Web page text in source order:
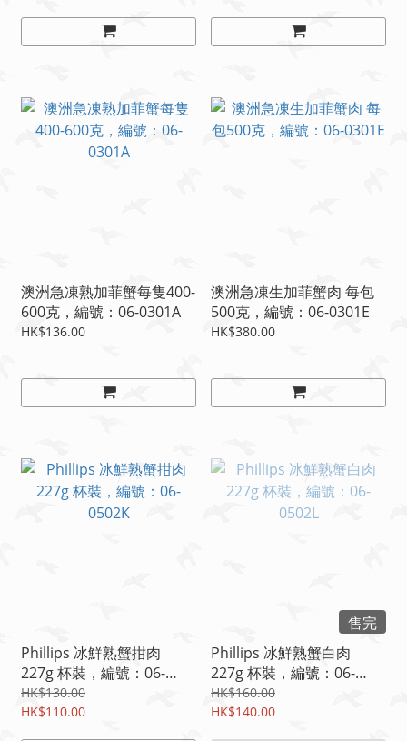
澳洲急凍熟加菲蟹每隻400-
600克，編號：06-0301A
HK$136.00
澳洲急凍生加菲蟹肉 每包
500克，編號：06-0301E
HK$380.00
Phillips 冰鮮熟蟹拑肉
227g 杯裝，編號：06-
0502K
HK$130.00
HK$110.00
售完
Phillips 冰鮮熟蟹白肉
227g 杯裝，編號：06-
0502L
HK$160.00
HK$140.00